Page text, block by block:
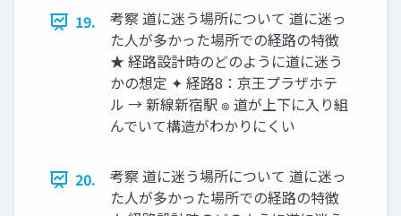
19.
考察 道に迷う場所について 道に迷っ
た人が多かった場所での経路の特徴
★ 経路設計時のどのように道に迷う
かの想定 ✦ 経路8：京王プラザホテ
ル → 新線新宿駅 ๏ 道が上下に入り組
んでいて構造がわかりにくい
20.
考察 道に迷う場所について 道に迷っ
た人が多かった場所での経路の特徴